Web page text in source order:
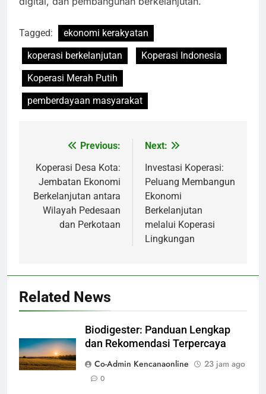
Tagged:
ekonomi kerakyatan
koperasi berkelanjutan
Koperasi Indonesia
Koperasi Merah Putih
pemberdayaan masyarakat
Navigasi
pos
Previous:
Koperasi Desa Kota:
Jembatan Ekonomi
Berkelanjutan antara
Wilayah Pedesaan
dan Perkotaan
Next:
Investasi Koperasi:
Peluang Membangun
Ekonomi
Berkelanjutan
melalui Koperasi
Lingkungan
Related News
Biodigester: Panduan Lengkap
dan Rekomendasi Terpercaya
Co-Admin Kencanaonline
23 jam ago
0